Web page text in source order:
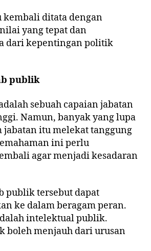
kembali ditata dengan
yang tepat dan
dari kepentingan politik
publik
sebuah capaian jabatan
Namun, banyak yang lupa
jabatan itu melekat tanggung
ini perlu
agar menjadi kesadaran
publik tersebut dapat
ke dalam beragam peran.
intelektual publik.
boleh menjauh dari urusan